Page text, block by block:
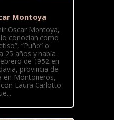
Montoya
Oscar Montoya,
conocían como
“Puño” o
25 años y había
de 1952 en
provincia de
en Montoneros,
Laura Carlotto